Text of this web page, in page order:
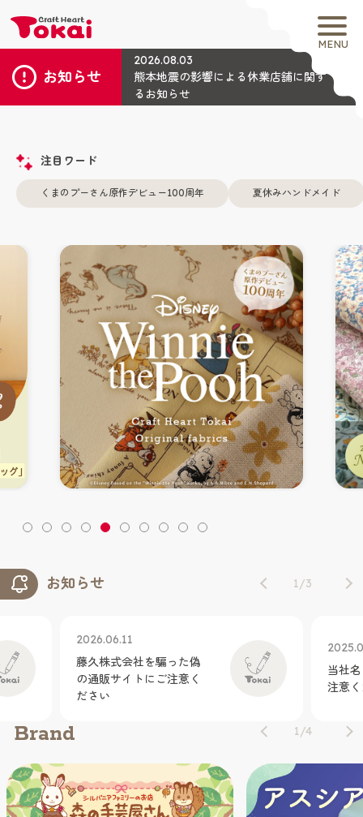
MENU
お知らせ
2026.08.03
熊本地震の影響による休業店舗に関す
るお知らせ
注目ワード
くまのプーさん原作デビュー100周年 夏休みハンドメイド
お知らせ
2026.06.11
藤久株式会社を騙った偽
の通販サイトにご注意く
ださい
当社
注意
1/3
Brand 1/4